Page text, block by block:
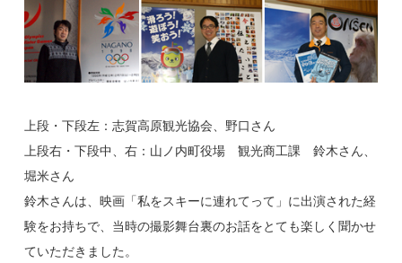
上段・下段左：志賀高原観光協会、野口さん
上段右・下段中、右：山ノ内町役場 観光商工課 鈴木さん、
堀米さん
鈴木さんは、映画「私をスキーに連れてって」に出演された経
験をお持ちで、当時の撮影舞台裏のお話をとても楽しく聞かせ
ていただきました。